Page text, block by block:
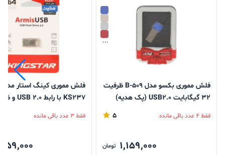
...
فلش مموری بکسو مدل B-509 ظرفیت
32 گیگابایت USB2.0 (پک هدیه)
فقط 4 عدد باقی مانده 5
1,159,000 تومان
فقط 3 عدد باقی مانده